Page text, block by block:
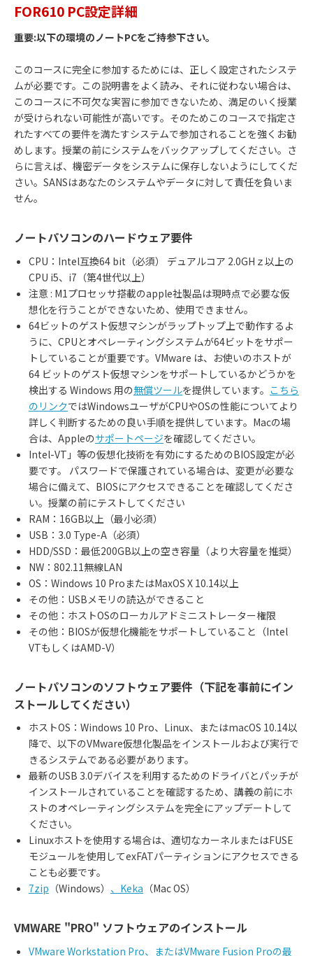
FOR610 PC設定詳細
重要:以下の環境のノートPCをご持参下さい。
このコースに完全に参加するためには、正しく設定されたシステ
ムが必要です。この説明書をよく読み、それに従わない場合は、
このコースに不可欠な実習に参加できないため、満足のいく授業
が受けられない可能性が高いです。そのためこのコースで指定さ
れたすべての要件を満たすシステムで参加されることを強くお勧
めします。授業の前にシステムをバックアップしてください。さ
らに言えば、機密データをシステムに保存しないようにしてくだ
さい。SANSはあなたのシステムやデータに対して責任を負いま
せん。
ノートパソコンのハードウェア要件
CPU：Intel互換64 bit（必須） デュアルコア 2.0GHｚ以上の
CPU i5、i7（第4世代以上）
注意 : M1プロセッサ搭載のapple社製品は現時点で必要な仮
想化を行うことができないため、使用できません。
64ビットのゲスト仮想マシンがラップトップ上で動作するよ
うに、 CPUとオペレーティングシステムが64ビットをサポー
トしていることが重要です。 VMware は、お使いのホストが
64 ビットのゲスト仮想マシンをサポートしているかどうかを
検出する Windows 用の無償ツールを提供しています。 こちら
のリンクではWindowsユーザがCPUやOSの性能についてより
詳しく判断するための良い手順を提供しています。 Macの場
合は、 Appleのサポートページを確認してください。
Intel-VT」等の仮想化技術を有効にするためのBIOS設定が必
要です。 パスワードで保護されている場合は、変更が必要な
場合に備えて、BIOSにアクセスできることを確認してくださ
い。授業の前にテストしてください
RAM：16GB以上（最小必須）
USB：3.0 Type-A （必須）
HDD/SSD：最低200GB以上の空き容量（より大容量を推奨）
NW：802.11無線LAN
OS：Windows 10 ProまたはMaxOS X 10.14以上
その他：USBメモリの読込ができること
その他：ホストOSのローカルアドミニストレーター権限
その他：BIOSが仮想化機能をサポートしていること（Intel
VTもしくはAMD-V）
ノートパソコンのソフトウェア要件（下記を事前にイン
ストールしてください）
ホストOS ： Windows 10 Pro、 Linux、またはmacOS 10.14以
降で、以下のVMware仮想化製品をインストールおよび実行で
きるシステムである必要があります。
最新のUSB 3.0デバイスを利用するためのドライバとパッチが
インストールされていることを確認するため、講義の前にホ
ストのオペレーティングシステムを完全にアップデートして
ください。
Linuxホストを使用する場合は、適切なカーネルまたはFUSE
モジュールを使用してexFATパーティションにアクセスできる
ことも必要です。
7zip （Windows） 、Keka （Mac OS）
VMWARE "PRO" ソフトウェアのインストール
VMware Workstation Pro、またはVMware Fusion Proの最